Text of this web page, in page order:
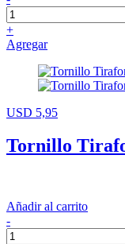
+
Agregar
USD 5,95
Tornillo
Añadir al carrito
-